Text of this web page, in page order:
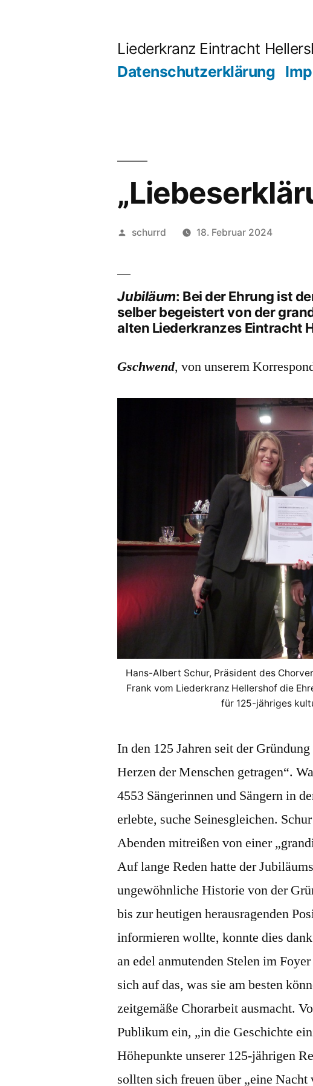
Liederkranz Eintracht
Datenschutzerklärung
Veröffentlicht
schurrd 18. Februar 2024
Jubiläum: Bei der Ehrung ist
selber begeistert von der
alten Liederkranzes Eintracht
Gschwend, von unserem
Hans-Albert Schur, Präsident des
Frank vom Liederkranz Hellershof die
für 125-jähriges
In den 125 Jahren seit der
Herzen der Menschen getragen“.
4553 Sängerinnen und Sängern in
erlebte, suche Seinesgleichen.
Abenden mitreißen von einer
Auf lange Reden hatte der
ungewöhnliche Historie von der
bis zur heutigen herausragenden
informieren wollte, konnte dies
an edel anmutenden Stelen im
sich auf das, was sie am besten
zeitgemäße Chorarbeit ausmacht.
Publikum ein, „in die Geschichte
Höhepunkte unserer 125-jährigen
sollten sich freuen über „eine